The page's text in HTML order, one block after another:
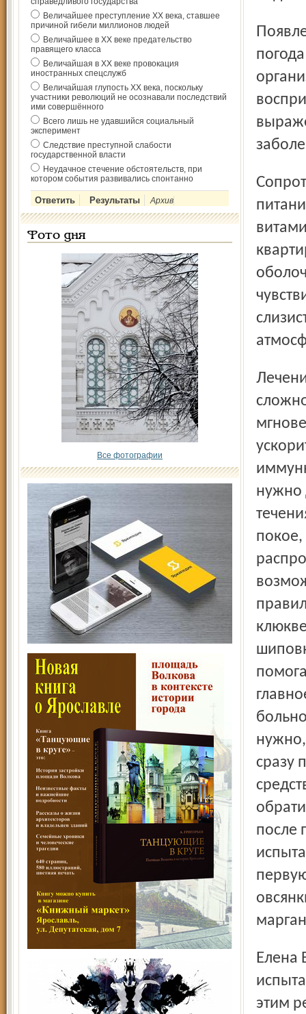
Величайшее преступление ХХ века, ставшее
причиной гибели миллионов людей
Величайшее в ХХ веке предательство
правящего класса
Величайшая в ХХ веке провокация
иностранных спецслужб
Величайшая глупость ХХ века, поскольку
участники революций не осознавали последствий
ими совершённого
Всего лишь не удавшийся социальный
эксперимент
Следствие преступной слабости
государственной власти
Неудачное стечение обстоятельств, при
котором события развивались спонтанно
Архив
Фото дня
Все фотографии
Появлению и распространению способствует холодная
Сопротивление организма снижается также при плохом
Лечение ОРВИ – дело одновременно и простое и
нужно
покое,
нужно,
сразу
после
Елена Борисовна предлагает читателям несколько
этим